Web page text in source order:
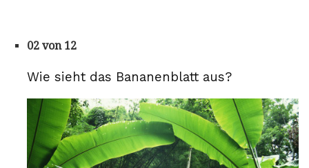
02 von 12
Wie sieht das Bananenblatt aus?